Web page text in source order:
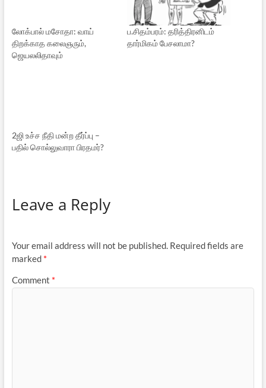
லோக்பால் மசோதா: வாய்
திறக்காத கலைஞரும்,
ஜெயலலிதாவும்
ப.சிதம்பரம்: தரித்திரனிடம்
தார்மிகம் பேசலாமா?
Leave a Reply
marked *